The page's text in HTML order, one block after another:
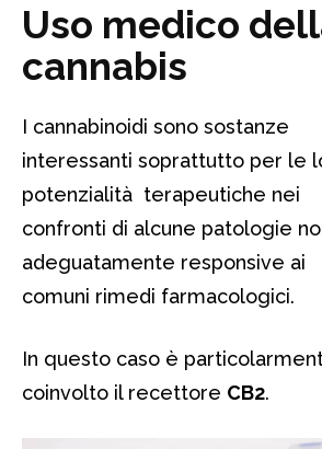
Uso medico
cannabis
I cannabinoidi sono sostanze
interessanti soprattutto per le
potenzialità terapeutiche nei
confronti di alcune patologie
adeguatamente responsive ai
comuni rimedi farmacologici.
In questo caso è
coinvolto il recettore CB2.